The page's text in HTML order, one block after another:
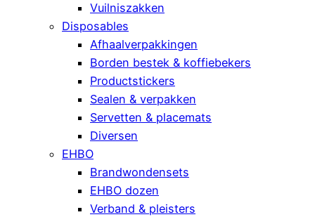
Vuilniszakken
Disposables
Afhaalverpakkingen
Borden bestek & koffiebekers
Productstickers
Sealen & verpakken
Servetten & placemats
Diversen
EHBO
Brandwondensets
EHBO dozen
Verband & pleisters